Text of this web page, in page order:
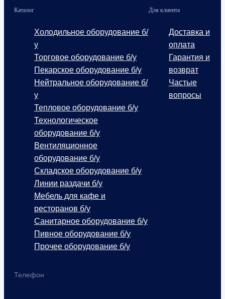
Телефон
Каталог
Холодильное оборудование б/
у
Торговое оборудование б/у
Пекарское оборудование б/у
Нейтральное оборудование б/
у
Тепловое оборудование б/у
Технологическое
оборудование б/у
Вентиляционное
оборудование б/у
Складское оборудование б/у
Линии раздачи б/у
Мебель для кафе и
ресторанов б/у
Санитарное оборудование б/у
Пивное оборудование б/у
Прочее оборудование б/у
Для клиента
Доставка и
оплата
Гарантия и
возврат
Частые
вопросы